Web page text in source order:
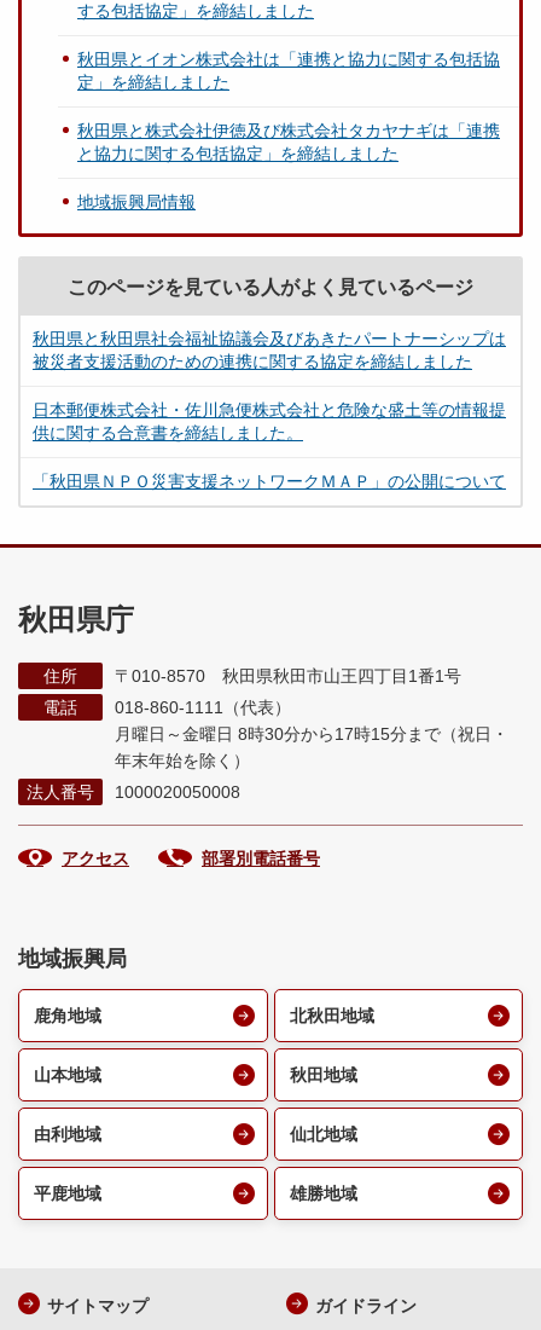
する包括協定」を締結しました
秋田県とイオン株式会社は「連携と協力に関する包括協
定」を締結しました
秋田県と株式会社伊徳及び株式会社タカヤナギは「連携
と協力に関する包括協定」を締結しました
地域振興局情報
このページを見ている人がよく見ているページ
秋田県と秋田県社会福祉協議会及びあきたパートナーシップは
被災者支援活動のための連携に関する協定を締結しました
日本郵便株式会社・佐川急便株式会社と危険な盛土等の情報提
供に関する合意書を締結しました。
「秋田県ＮＰＯ災害支援ネットワークＭＡＰ」の公開について
秋田県庁
住所
〒010-8570 秋田県秋田市山王四丁目1番1号
電話
018-860-1111（代表）
月曜日～金曜日 8時30分から17時15分まで （祝日・
年末年始を除く）
法人番号
1000020050008
アクセス 部署別電話番号
地域振興局
鹿角地域 北秋田地域
山本地域 秋田地域
由利地域 仙北地域
平鹿地域 雄勝地域
サイトマップ ガイドライン